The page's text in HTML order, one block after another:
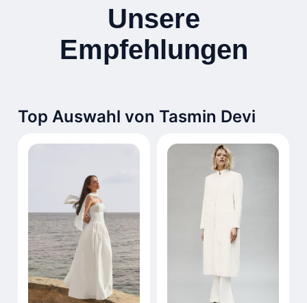
Unsere
Empfehlungen
Top Auswahl von Tasmin Devi